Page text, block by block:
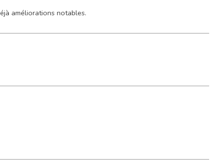
améliorations notables.